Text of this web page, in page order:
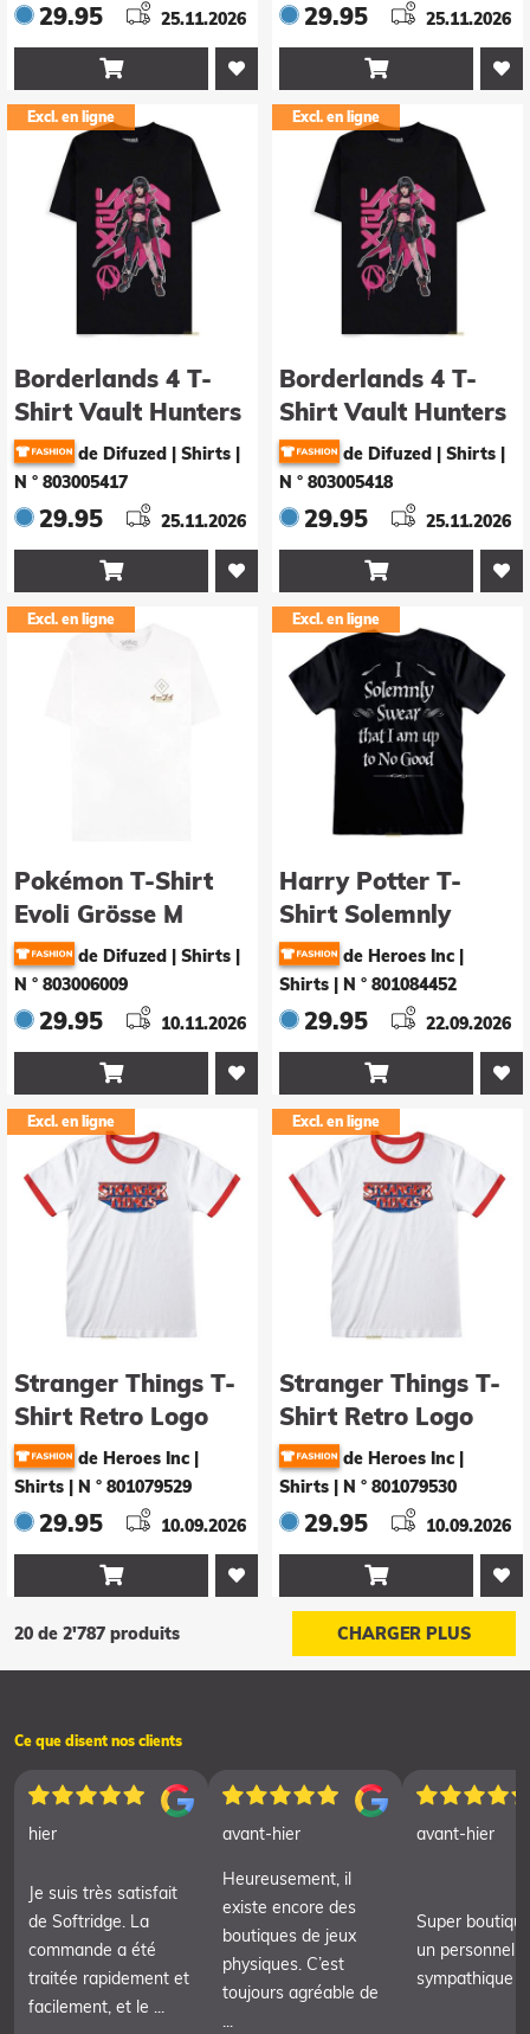
29.95 25.11.2026

29.95 25.11.2026

Excl. en ligne
Borderlands 4 T-
Shirt Vault Hunters
Vexd Grösse S
de Difuzed | Shirts
N ° 803005417
29.95 25.11.2026

Excl. en ligne
Borderlands 4 T-
Shirt Vault Hunters
Vexd Grösse XL
de Difuzed | Shirts
N ° 803005418
29.95 25.11.2026

Excl. en ligne
Pokémon T-Shirt
Evoli Grösse M
de Difuzed | Shirts
N ° 803006009
29.95 10.11.2026

Excl. en ligne
Harry Potter T-
Shirt Solemnly
Swear Grösse S
de Heroes Inc |
Shirts
N ° 801084452
29.95 22.09.2026

Excl. en ligne
Stranger Things T-
Shirt Retro Logo
Grösse Lde Heroes Inc |
Shirts
N ° 801079529
29.95 10.09.2026

Excl. en ligne
Stranger Things T-
Shirt Retro Logo
Grösse Mde Heroes Inc |
Shirts
N ° 801079530
29.95 10.09.2026

20 de 2'787 produits CHARGER PLUS
Ce que disent nos clients
hier
Je suis très satisfait
de Softridge. La
commande a été
traitée rapidement et
facilement, et le ...
avant-hier
Heureusement, il
existe encore des
boutiques de jeux
physiques. C’est
toujours agréable de
...
avant-hier
Super
un personnel
sympathique